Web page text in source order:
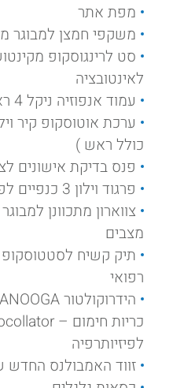
מפת אתר
משקפי חמצן למבוגר
לאינטובציה
עמוד אנפוזיה ניקל 4 ראשיים 5 גלגלים
ערכת אוטוסקופ קיר
כולל ראש )
פנס בדיקת אישונים
פרגוד וילון 3 כנפיים לפרטיות מטופלים
מצבים
תיק קשיח לסטטוסקופ
רפואי
לפיזיותרפיה
זווד האמבולנס החדש